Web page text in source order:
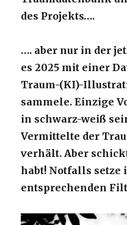
des Projekts….
…. aber nur in der
es 2025 mit einer
Traum-(KI)-
sammele. Einzige
in schwarz-weiß
Vermittelte der
verhält. Aber
habt! Notfalls setze
entsprechenden